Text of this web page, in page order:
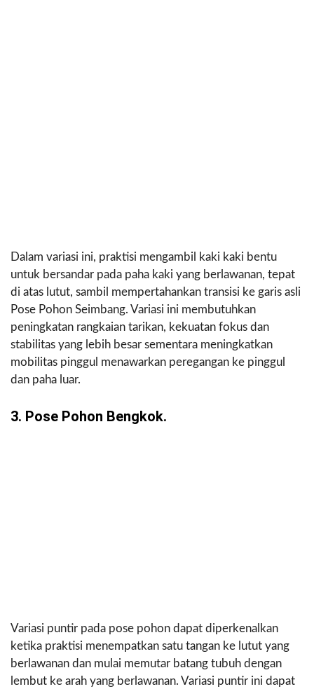
Dalam variasi ini, praktisi mengambil kaki kaki bentu
untuk bersandar pada paha kaki yang berlawanan, tepat
di atas lutut, sambil mempertahankan transisi ke garis asli
Pose Pohon Seimbang. Variasi ini membutuhkan
peningkatan rangkaian tarikan, kekuatan fokus dan
stabilitas yang lebih besar sementara meningkatkan
mobilitas pinggul menawarkan peregangan ke pinggul
dan paha luar.
3. Pose Pohon Bengkok.
Variasi puntir pada pose pohon dapat diperkenalkan
ketika praktisi menempatkan satu tangan ke lutut yang
berlawanan dan mulai memutar batang tubuh dengan
lembut ke arah yang berlawanan. Variasi puntir ini dapat